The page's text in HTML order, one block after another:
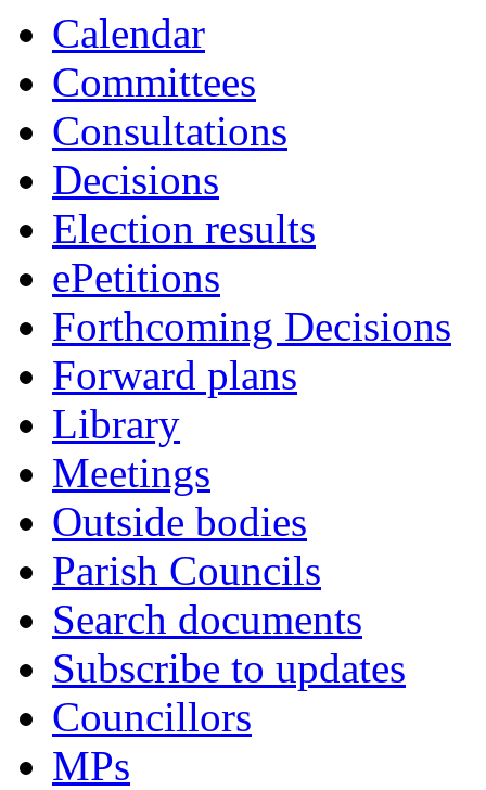
Calendar
Committees
Consultations
Decisions
Election results
ePetitions
Forthcoming Decisions
Forward plans
Library
Meetings
Outside bodies
Parish Councils
Search documents
Subscribe to updates
Councillors
MPs